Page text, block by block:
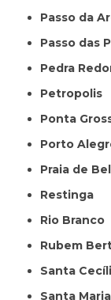
Passo da
Passo das
Pedra
Petropolis
Ponta
Porto
Praia de
Restinga
Rio Branco
Rubem
Santa
Santa